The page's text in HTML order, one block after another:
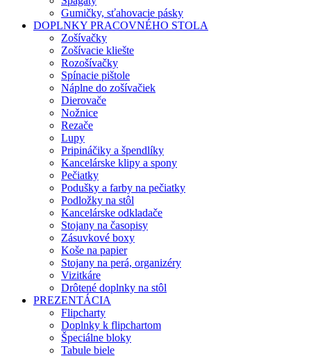
Gumičky, sťahovacie pásky
DOPLNKY PRACOVNÉHO STOLA
Zošívačky
Zošívacie kliešte
Rozošívačky
Spínacie pištole
Náplne do zošívačiek
Dierovače
Nožnice
Rezače
Lupy
Pripináčiky a špendlíky
Kancelárske klipy a spony
Pečiatky
Podušky a farby na pečiatky
Podložky na stôl
Kancelárske odkladače
Stojany na časopisy
Zásuvkové boxy
Koše na papier
Stojany na perá, organizéry
Vizitkáre
Drôtené doplnky na stôl
PREZENTÁCIA
Flipcharty
Doplnky k flipchartom
Špeciálne bloky
Tabule biele